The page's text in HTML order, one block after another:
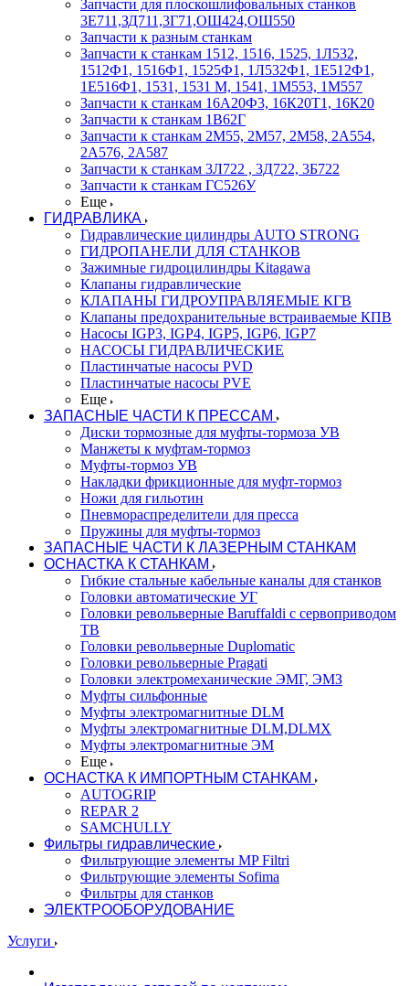
Запчасти для плоскошлифовальных станков
3Е711,ЗД711,3Г71,ОШ424,ОШ550
Запчасти к разным станкам
Запчасти к станкам 1512, 1516, 1525, 1Л532,
1512Ф1, 1516Ф1, 1525Ф1, 1Л532Ф1, 1Е512Ф1,
1Е516Ф1, 1531, 1531 М, 1541, 1М553, 1М557
Запчасти к станкам 16А20Ф3, 16К20Т1, 16К20
Запчасти к станкам 1В62Г
Запчасти к станкам 2М55, 2М57, 2М58, 2А554,
2А576, 2А587
Запчасти к станкам 3Л722 , 3Д722, 3Б722
Запчасти к станкам ГС526У
Еще
ГИДРАВЛИКА
Гидравлические цилиндры AUTO STRONG
ГИДРОПАНЕЛИ ДЛЯ СТАНКОВ
Зажимные гидроцилиндры Kitagawa
Клапаны гидравлические
КЛАПАНЫ ГИДРОУПРАВЛЯЕМЫЕ КГВ
Клапаны предохранительные встраиваемые КПВ
Насосы IGP3, IGP4, IGP5, IGP6, IGP7
НАСОСЫ ГИДРАВЛИЧЕСКИЕ
Пластинчатые насосы PVD
Пластинчатые насосы PVE
Еще
ЗАПАСНЫЕ ЧАСТИ К ПРЕССАМ
Диски тормозные для муфты-тормоза УВ
Манжеты к муфтам-тормоз
Муфты-тормоз УВ
Накладки фрикционные для муфт-тормоз
Ножи для гильотин
Пневмораспределители для пресса
Пружины для муфты-тормоз
ЗАПАСНЫЕ ЧАСТИ К ЛАЗЕРНЫМ СТАНКАМ
ОСНАСТКА К СТАНКАМ
Гибкие стальные кабельные каналы для станков
Головки автоматические УГ
Головки револьверные Baruffaldi с сервоприводом
ТВ
Головки револьверные Duplomatic
Головки револьверные Pragati
Головки электромеханические ЭМГ, ЭМЗ
Муфты сильфонные
Муфты электромагнитные DLM
Муфты электромагнитные DLM,DLMX
Муфты электромагнитные ЭМ
Еще
ОСНАСТКА К ИМПОРТНЫМ СТАНКАМ
AUTOGRIP
REPAR 2
SAMCHULLY
Фильтры гидравлические
Фильтрующие элементы MP Filtri
Фильтрующие элементы Sofima
Фильтры для станков
ЭЛЕКТРООБОРУДОВАНИЕ
Услуги